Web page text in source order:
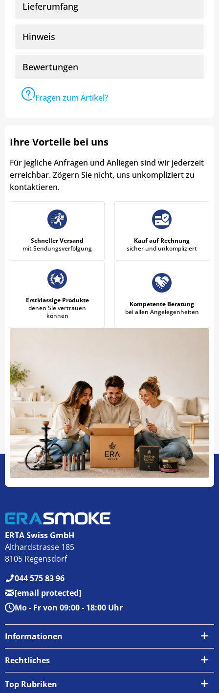
Lieferumfang
Hinweis
Bewertungen
Fragen zum Artikel?
Ihre Vorteile bei uns
Für jegliche Anfragen und Anliegen sind wir jederzeit
erreichbar. Zögern Sie nicht, uns unkompliziert zu
kontaktieren.
Schneller Versand
mit Sendungsverfolgung
Kauf auf Rechnung
sicher und unkompliziert
Erstklassige Produkte
denen Sie vertrauen
können
Kompetente Beratung
bei allen Angelegenheiten
ERTA Swiss GmbH
Althardstrasse 185
8105 Regensdorf
044 575 83 96
[email protected]
Mo - Fr von 09:00 - 18:00 Uhr
Informationen
Über uns
Rechtliches
AGB
Top Rubriken